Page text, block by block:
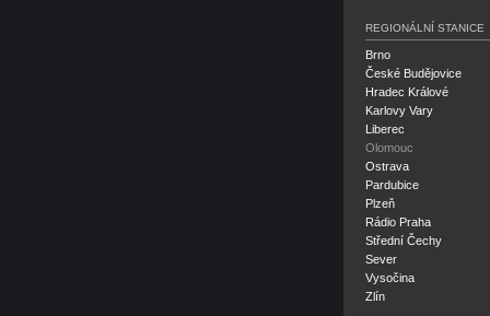
REGIONÁLNÍ STANICE
Brno
České Budějovice
Hradec Králové
Karlovy Vary
Liberec
Olomouc
Ostrava
Pardubice
Plzeň
Rádio Praha
Střední Čechy
Sever
Vysočina
Zlín